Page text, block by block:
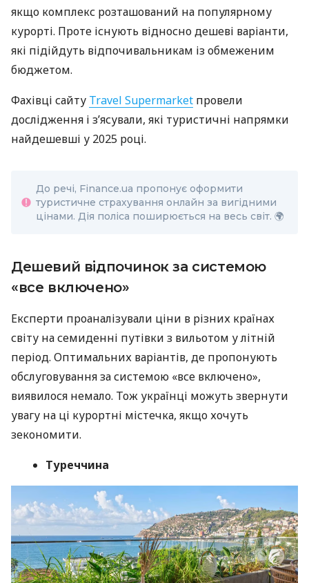
якщо комплекс розташований на популярному
курорті. Проте існують відносно дешеві варіанти,
які підійдуть відпочивальникам із обмеженим
бюджетом.
Фахівці сайту Travel Supermarket провели
дослідження і з’ясували, які туристичні напрямки
найдешевші у 2025 році.
До речі, Finance.ua пропонує оформити
туристичне страхування онлайн за вигідними
цінами. Дія поліса поширюється на весь світ. 🌍
Дешевий відпочинок за системою
«все включено»
Експерти проаналізували ціни в різних країнах
світу на семиденні путівки з вильотом у літній
період. Оптимальних варіантів, де пропонують
обслуговування за системою «все включено»,
виявилося немало. Тож українці можуть звернути
увагу на ці курортні містечка, якщо хочуть
зекономити.
Туреччина